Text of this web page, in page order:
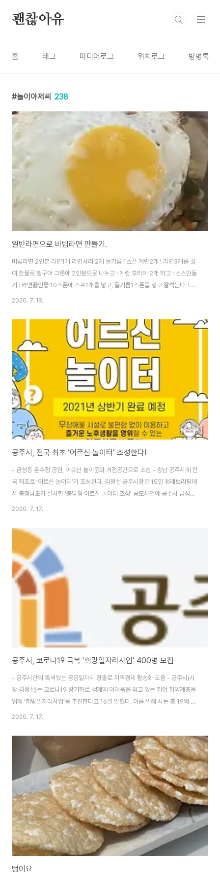
괜찮아유
홈 태그 미디어로그 위치로그 방명록
놀이아저씨 238
일반라면으로 비빔라면 만들기.
비빔라면 2인분 라면1개 라면사리 2개 들기름 1스픈 계란2개 ! 라면3개를 끓
여 찬물로 행구어 그릇에 2인분으로 나누고 ! 계란 후라이 2개 하고 ! 소스만들
기 : 라면끓인뭏 10스픈에 스프1개를 넣고, 들기름1스픈을 넣고 잘썩는다. ! 행
군 라면에 소스를 반씩넣고, 계란후라이 하나씩 올리면 끝 ! 마지막으로 잘비벼
2020. 7. 19.
공주시, 전국 최초 ‘어르신 놀이터’ 조성한다!
- 금성동 춘수정 공원, 어르신 놀이문화 거점공간으로 조성 - 충남 공주시에 전
국 최초로 ‘어르신 놀이터’가 조성된다. 김정섭 공주시장은 15일 정례브리핑에
서 충청남도가 실시한 ‘충남형 어르신 놀이터 조성’ 공모사업에 공주시 금성동
춘수정 도시공원이 최종 대상지로 선정됐다고 밝혔다. 충남형 어르신 놀이터
형과 유연성 향상에 초점을 맞춘 어르신들의 공간으로 조성될 예정이다. 어르
신 놀이터에는 우선 ‘재미있는 재단’에서 기부 받은 어르신 건강 놀이기구 10여
종이 설치돼 다양한 건강 프로그램이 진행된다. 또한, 전문 강사가 배치돼 어르
신 신체 활동의 중요성과 정신건강 프로그램 교육을 실시한다. 이와 함께 장애
물 없는 보행로 정비, 노후..
2020. 7. 17.
공주시, 코로나19 극복 ‘희망일자리사업’ 400명 모집
- 공주시만의 특색있는 공공일자리 창출로 지역경제 활성화 도움 - 공주시(시
장 김정섭)는 코로나19 장기화로 생계에 어려움을 겪고 있는 취업 취약계층을
위해 ‘희망일자리사업’을 추진한다고 16일 밝혔다. 이를 위해 시는 총 19억 원
의 예산을 투입할 예정으로, 주요 하천변 잡목제거 300명, 전통시장 상권회복
400명을 모집한다. 일자리사업 참여자로 선정되면 참여부서에서 오는 8월
17일부터 12월 4일 까지 근무하게 되며, 근무시간은 4시간, 5시간, 8시간으
로 구분해 신청 가능하다. 임금은 시간당 8,590원에 주휴수당, 간식비, 4대보
험이 적용된다. 신청자격은 18세 이상 근로능력이 있는 시민이면 누구나 가능
2020. 7. 17.
뻥이요